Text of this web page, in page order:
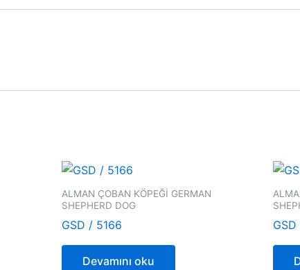
ALMAN ÇOBAN KÖPEĞİ GERMAN
SHEPHERD DOG
GSD / 5166
Devamını oku